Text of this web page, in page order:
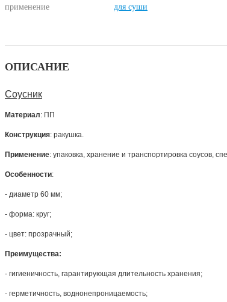
применение для суши
ОПИСАНИЕ
Соусник
Материал: ПП
Конструкция: ракушка.
Применение: упаковка, хранение и транспортировка соусов,
Особенности:
- диаметр 60 мм;
- форма: круг;
- цвет: прозрачный;
Преимущества:
- гигиеничность, гарантирующая длительность хранения;
- герметичность, воднонепроницаемость;